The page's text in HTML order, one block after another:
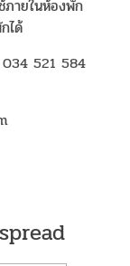
ายในห้องพัก
ได้
034 521 584